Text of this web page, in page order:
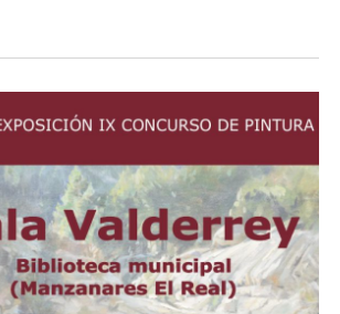
q
u
e
d
a
y
E
v
e
n
t
o